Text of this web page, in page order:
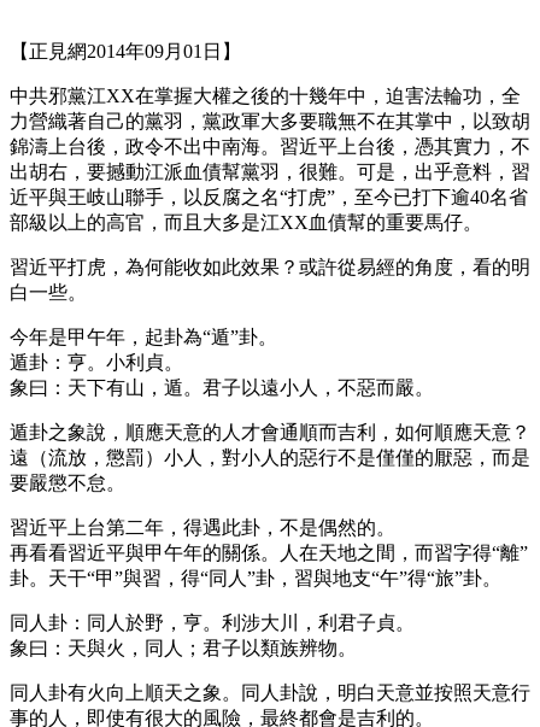
【正見網2014年09月01日】
中共邪黨江XX在掌握大權之後的十幾年中，迫害法輪功，全
力營織著自己的黨羽，黨政軍大多要職無不在其掌中，以致胡
錦濤上台後，政令不出中南海。習近平上台後，憑其實力，不
出胡右，要撼動江派血債幫黨羽，很難。可是，出乎意料，習
近平與王岐山聯手，以反腐之名“打虎”，至今已打下逾40名省
部級以上的高官，而且大多是江XX血債幫的重要馬仔。
習近平打虎，為何能收如此效果？或許從易經的角度，看的明
白一些。
今年是甲午年，起卦為“遁”卦。
遁卦：亨。小利貞。
象曰：天下有山，遁。君子以遠小人，不惡而嚴。
遁卦之象說，順應天意的人才會通順而吉利，如何順應天意？
遠（流放，懲罰）小人，對小人的惡行不是僅僅的厭惡，而是
要嚴懲不怠。
習近平上台第二年，得遇此卦，不是偶然的。
再看看習近平與甲午年的關係。人在天地之間，而習字得“離”
卦。天干“甲”與習，得“同人”卦，習與地支“午”得“旅”卦。
同人卦：同人於野，亨。利涉大川，利君子貞。
象曰：天與火，同人；君子以類族辨物。
同人卦有火向上順天之象。同人卦說，明白天意並按照天意行
事的人，即使有很大的風險，最終都會是吉利的。